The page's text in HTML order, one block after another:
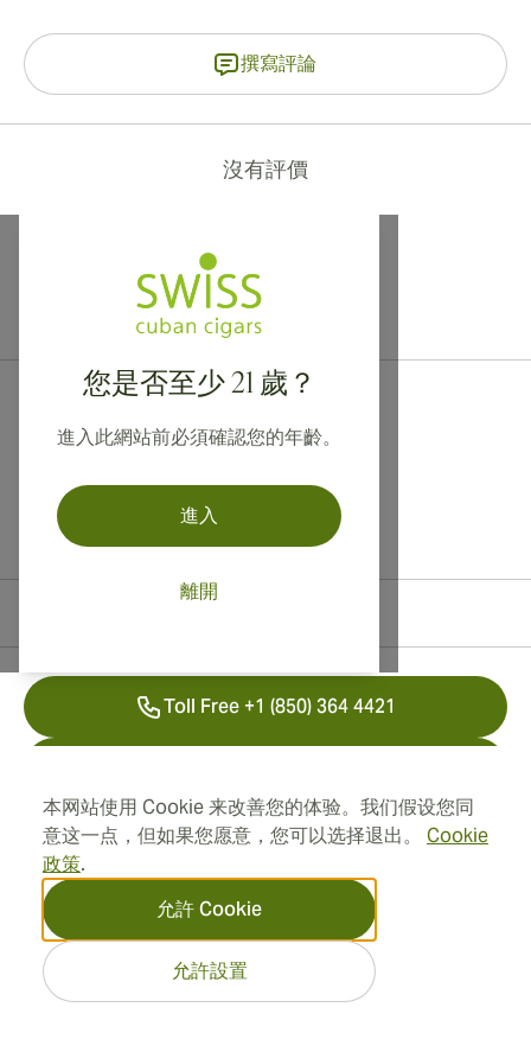
本网站使用 Cookie 来改善您的体验。我们假设您同
意这一点，但如果您愿意，您可以选择退出。 Cookie
政策.
允許 Cookie
允許設置
撰寫評論
沒有評價
您是否至少 21 歲？
進入此網站前必須確認您的年齡。
進入
離開
提供寄往加拿大、英國及澳洲的國際運送服務！
地址
資訊
Toll Free +1 (850) 364 4421
info@swisscubancigars.com